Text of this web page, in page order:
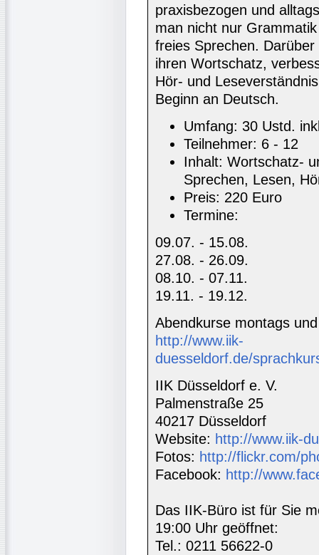
praxisbezogen und
man nicht nur
freies Sprechen.
ihren Wortschatz,
Hör- und
Beginn an Deutsch.
Umfang: 30 Ustd.
Teilnehmer: 6 - 12
Inhalt: Wortschatz-
Sprechen, Lesen,
Preis: 220 Euro
Termine:
09.07. - 15.08.
27.08. - 26.09.
08.10. - 07.11.
19.11. - 19.12.
Abendkurse montags
http://www.iik-
duesseldorf.de/
IIK Düsseldorf e. V.
Palmenstraße 25
40217 Düsseldorf
Website: http://www.iik-
Fotos: http://flickr.com/
Facebook: http://
Das IIK-Büro ist für Sie
19:00 Uhr geöffnet:
Tel.: 0211 56622-0